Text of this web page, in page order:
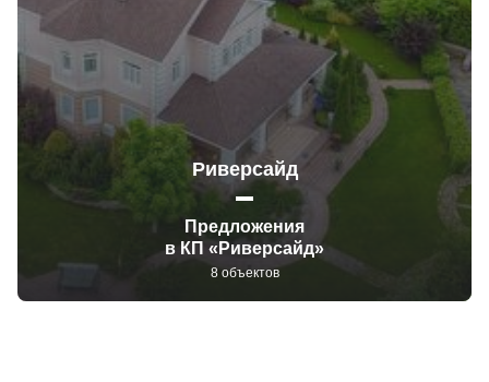
Риверсайд
Предложения
в КП «Риверсайд»
8 объектов